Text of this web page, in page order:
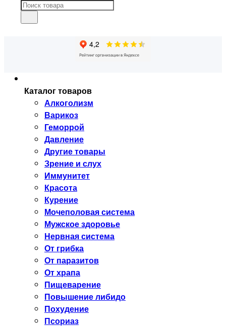
Каталог товаров
Алкоголизм
Варикоз
Геморрой
Давление
Другие товары
Зрение и слух
Иммунитет
Красота
Курение
Мочеполовая система
Мужское здоровье
Нервная система
От грибка
От паразитов
От храпа
Пищеварение
Повышение либидо
Похудение
Псориаз